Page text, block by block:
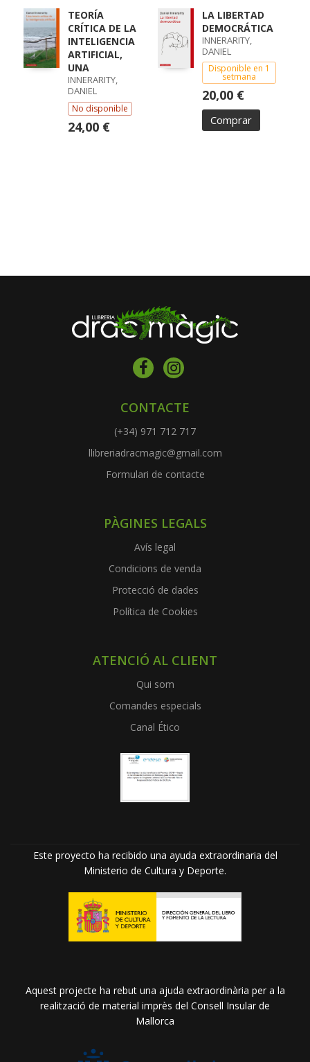
TEORÍA
CRÍTICA DE LA
INTELIGENCIA
ARTIFICIAL,
UNA
INNERARITY,
DANIEL
No disponible
24,00 €
LA LIBERTAD
DEMOCRÁTICA
INNERARITY,
DANIEL
Disponible en 1
setmana
20,00 €
Comprar
CONTACTE
(+34) 971 712 717
llibreriadracmagic@gmail.com
Formulari de contacte
PÀGINES LEGALS
Avís legal
Condicions de venda
Protecció de dades
Política de Cookies
ATENCIÓ AL CLIENT
Qui som
Comandes especials
Canal Ético
Este proyecto ha recibido una ayuda extraordinaria del
Ministerio de Cultura y Deporte.
Aquest projecte ha rebut una ajuda extraordinària per a la
realització de material imprès del Consell Insular de
Mallorca